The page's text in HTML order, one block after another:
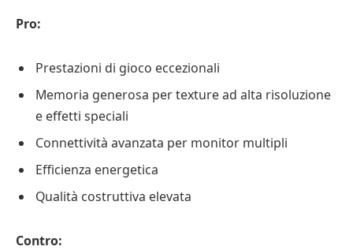
Pro:
Prestazioni di gioco eccezionali
Memoria generosa per texture ad alta risoluzione
e effetti speciali
Connettività avanzata per monitor multipli
Efficienza energetica
Qualità costruttiva elevata
Contro: